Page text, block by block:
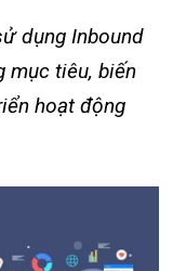
dụng Inbound
mục tiêu, biến
hoạt động